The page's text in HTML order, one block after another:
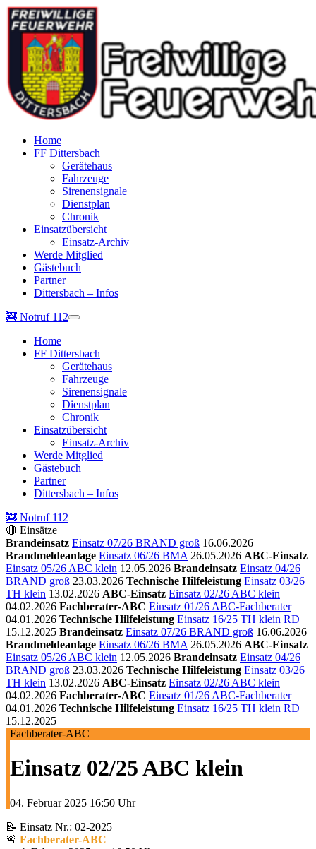
Home
FF Dittersbach
Gerätehaus
Fahrzeuge
Sirenensignale
Dienstplan
Chronik
Einsatzübersicht
Einsatz-Archiv
Werde Mitglied
Gästebuch
Partner
Dittersbach – Infos
🚒 Notruf 112
Home
FF Dittersbach
Gerätehaus
Fahrzeuge
Sirenensignale
Dienstplan
Chronik
Einsatzübersicht
Einsatz-Archiv
Werde Mitglied
Gästebuch
Partner
Dittersbach – Infos
🚒 Notruf 112
🔴 Einsätze
Brandeinsatz Einsatz 07/26 BRAND groß 16.06.2026
Brandmeldeanlage Einsatz 06/26 BMA 26.05.2026 ABC-Einsatz
Einsatz 05/26 ABC klein 12.05.2026 Brandeinsatz Einsatz 04/26
BRAND groß 23.03.2026 Technische Hilfeleistung Einsatz 03/26
TH klein 13.02.2026 ABC-Einsatz Einsatz 02/26 ABC klein
04.02.2026 Fachberater-ABC Einsatz 01/26 ABC-Fachberater
04.01.2026 Technische Hilfeleistung Einsatz 16/25 TH klein RD
15.12.2025 Brandeinsatz Einsatz 07/26 BRAND groß 16.06.2026
Brandmeldeanlage Einsatz 06/26 BMA 26.05.2026 ABC-Einsatz
Einsatz 05/26 ABC klein 12.05.2026 Brandeinsatz Einsatz 04/26
BRAND groß 23.03.2026 Technische Hilfeleistung Einsatz 03/26
TH klein 13.02.2026 ABC-Einsatz Einsatz 02/26 ABC klein
04.02.2026 Fachberater-ABC Einsatz 01/26 ABC-Fachberater
04.01.2026 Technische Hilfeleistung Einsatz 16/25 TH klein RD
15.12.2025
Fachberater-ABC
Einsatz 02/25 ABC klein
04. Februar 2025 16:50 Uhr
📝 Einsatz Nr.: 02-2025
🚨 Fachberater-ABC